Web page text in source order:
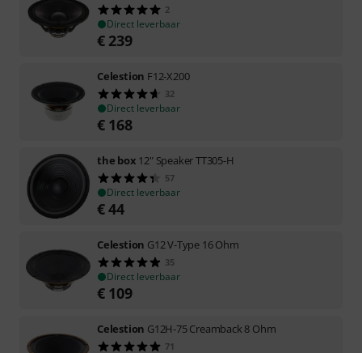
2
Direct leverbaar
€ 239
Celestion F12-X200
32
Direct leverbaar
€ 168
the box 12" Speaker TT305-H
57
Direct leverbaar
€44
Celestion G12 V-Type 16 Ohm
35
Direct leverbaar
€ 109
Celestion G12H-75 Creamback 8 Ohm
71